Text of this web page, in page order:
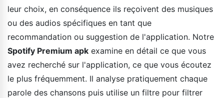
leur choix, en conséquence ils reçoivent des musiques
ou des audios spécifiques en tant que
recommandation ou suggestion de l'application. Notre
Spotify Premium apk examine en détail ce que vous
avez recherché sur l'application, ce que vous écoutez
le plus fréquemment. Il analyse pratiquement chaque
parole des chansons puis utilise un filtre pour filtrer